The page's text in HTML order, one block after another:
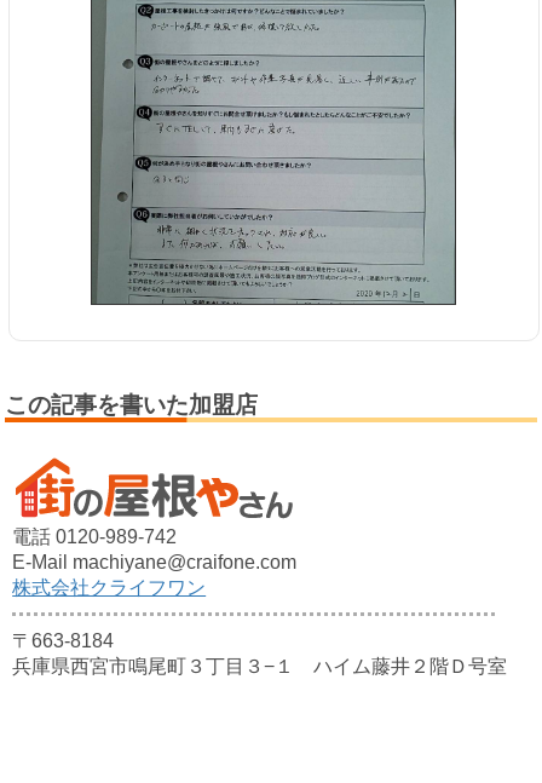
この記事を書いた加盟店
電話 0120-989-742
E-Mail machiyane@craifone.com
株式会社クライフワン
〒663-8184
兵庫県西宮市鳴尾町３丁目３−１ ハイム藤井２階Ｄ号室